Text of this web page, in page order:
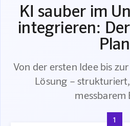
KI sauber im
integrieren:
Plan
Von der ersten Idee bis
Lösung –
messbarem
1